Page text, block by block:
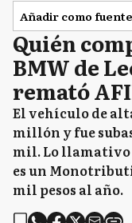
Añadir como
Quién
BMW de
remató
El vehículo de
millón y fue
mil. Lo llamativo
es un
mil pesos al año.